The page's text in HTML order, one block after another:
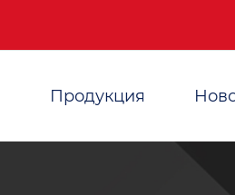
Продукция